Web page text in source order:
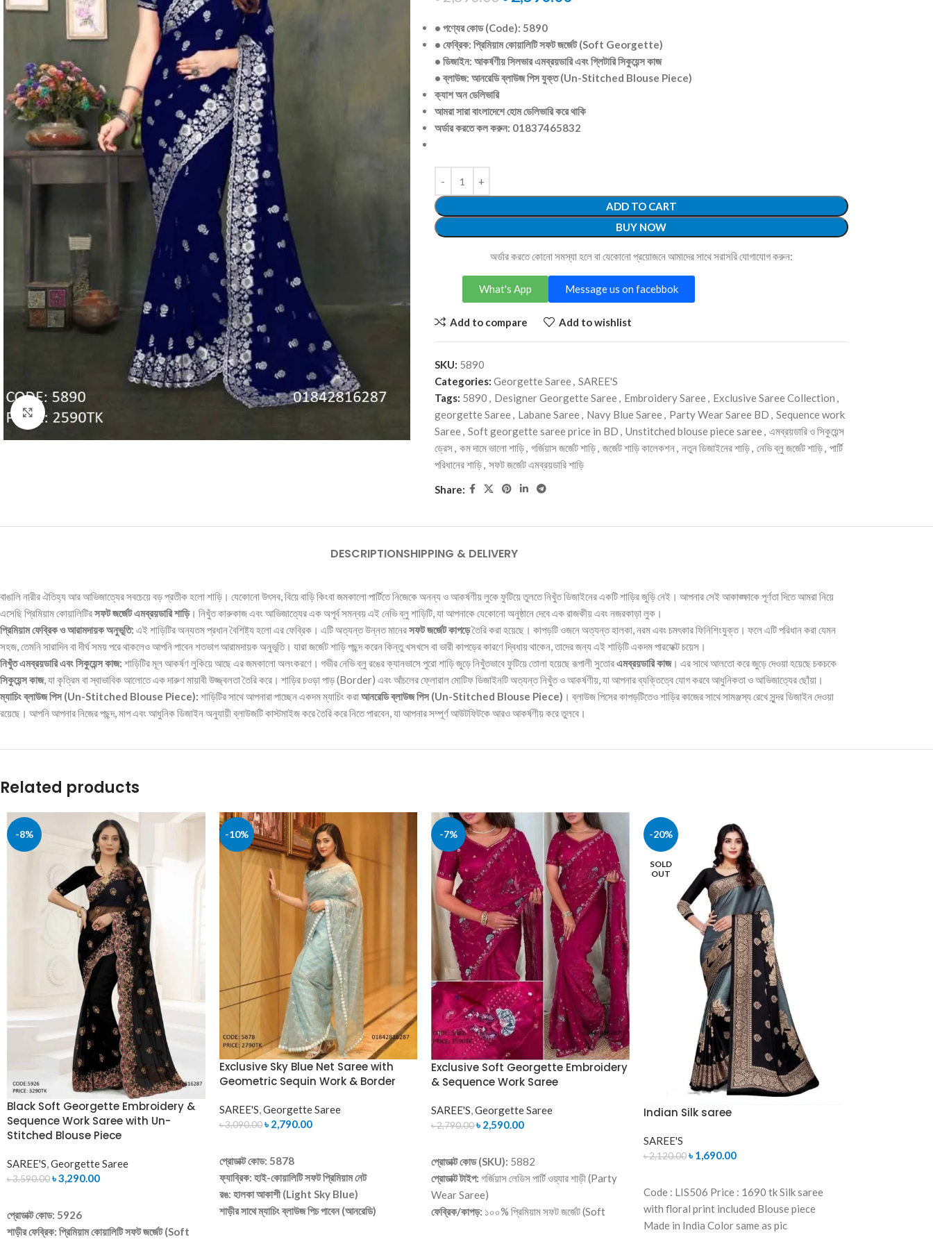
Click to enlarge
• পণ্যের কোড (Code): 5890
• ফেব্রিক: প্রিমিয়াম কোয়ালিটি সফট জর্জেট (Soft Georgette)
• ডিজাইন: আকর্ষণীয় সিলভার এমব্রয়ডারি এবং গ্লিটারি সিকুয়েন্স কাজ
• ব্লাউজ: আনরেডি ব্লাউজ পিস যুক্ত (Un-Stitched Blouse Piece)
ক্যাশ অন ডেলিভারি
আমরা সারা বাংলাদেশে হোম ডেলিভারি করে থাকি
অর্ডার করতে কল করুন: 01837465832
ADD TO CART
BUY NOW
অর্ডার করতে কোনো সমস্যা হলে বা যেকোনো প্রয়োজনে আমাদের সাথে সরাসরি যোগাযোগ করুন:
Message us on facebbok
What's App
Add to compare Add to wishlist
SKU: 5890
Categories: Georgette Saree, SAREE'S
Tags: 5890 , Designer Georgette Saree, Embroidery Saree, Exclusive Saree Collection ,
georgette Saree, Labane Saree, Navy Blue Saree, Party Wear Saree BD , Sequence work
Saree, Soft georgette saree price in BD , Unstitched blouse piece saree, এমব্রয়ডারি ও সিকুয়েন্স
ড্রেস, কম দামে ভালো শাড়ি, গর্জিয়াস জর্জেট শাড়ি, জর্জেট শাড়ি কালেকশন, নতুন ডিজাইনের শাড়ি, নেভি ব্লু জর্জেট শাড়ি, পার্টি
পরিধানের শাড়ি, সফট জর্জেট এমব্রয়ডারি শাড়ি
Share:
DESCRIPTIONSHIPPING & DELIVERY
বাঙালি নারীর ঐতিহ্য আর আভিজাত্যের সবচেয়ে বড় প্রতীক হলো শাড়ি। যেকোনো উৎসব, বিয়ে বাড়ি কিংবা জমকালো পার্টিতে নিজেকে অনন্য ও আকর্ষণীয় লুকে ফুটিয়ে তুলতে নিখুঁত ডিজাইনের একটি শাড়ির জুড়ি নেই। আপনার সেই আকাঙ্ক্ষাকে পূর্ণতা দিতে আমরা নিয়ে
এসেছি প্রিমিয়াম কোয়ালিটিরসফট জর্জেট এমব্রয়ডারি শাড়ি। নিখুঁত কারুকাজ এবং আভিজাত্যের এক অপূর্ব সমন্বয় এই নেভি ব্লু শাড়িটি, যা আপনাকে যেকোনো অনুষ্ঠানে দেবে এক রাজকীয় এবং নজরকাড়া লুক।
প্রিমিয়াম ফেব্রিক ও আরামদায়ক অনুভূতি: এই শাড়িটির অন্যতম প্রধান বৈশিষ্ট্য হলো এর ফেব্রিক। এটি অত্যন্ত উন্নত মানেরসফট জর্জেট কাপড়েতৈরি করা হয়েছে। কাপড়টি ওজনে অত্যন্ত হালকা, নরম এবং চমৎকার ফিনিশিংযুক্ত। ফলে এটি পরিধান করা যেমন
সহজ, তেমনি সারাদিন বা দীর্ঘ সময় পরে থাকলেও আপনি পাবেন শতভাগ আরামদায়ক অনুভূতি। যারা জর্জেট শাড়ি পছন্দ করেন কিন্তু খসখসে বা ভারী কাপড়ের কারণে দ্বিধায় থাকেন, তাদের জন্য এই শাড়িটি একদম পারফেক্ট চয়েস।
নিখুঁত এমব্রয়ডারি এবং সিকুয়েন্স কাজ: শাড়িটির মূল আকর্ষণ লুকিয়ে আছে এর জমকালো অলংকরণে। গভীর নেভি ব্লু রঙের ক্যানভাসে পুরো শাড়ি জুড়ে নিখুঁতভাবে ফুটিয়ে তোলা হয়েছে রূপালী সুতোরএমব্রয়ডারি কাজ। এর সাথে আলতো করে জুড়ে দেওয়া হয়েছে চকচকে
সিকুয়েন্স কাজ, যা কৃত্রিম বা স্বাভাবিক আলোতে এক দারুণ মায়াবী উজ্জ্বলতা তৈরি করে। শাড়ির চওড়া পাড় (Border) এবং আঁচলের ফ্লোরাল মোটিফ ডিজাইনটি অত্যন্ত নিখুঁত ও আকর্ষণীয়, যা আপনার ব্যক্তিত্বে যোগ করবে আধুনিকতা ও আভিজাত্যের ছোঁয়া।
ম্যাচিং ব্লাউজ পিস (Un-Stitched Blouse Piece): শাড়িটির সাথে আপনারা পাচ্ছেন একদম ম্যাচিং করাআনরেডি ব্লাউজ পিস (Un-Stitched Blouse Piece) । ব্লাউজ পিসের কাপড়টিতেও শাড়ির কাজের সাথে সামঞ্জস্য রেখে সুন্দর ডিজাইন দেওয়া
রয়েছে। আপনি আপনার নিজের পছন্দ, মাপ এবং আধুনিক ডিজাইন অনুযায়ী ব্লাউজটি কাস্টমাইজ করে তৈরি করে নিতে পারবেন, যা আপনার সম্পূর্ণ আউটফিটকে আরও আকর্ষণীয় করে তুলবে।
Related products
-8%
Black Soft Georgette Embroidery &
Sequence Work Saree with Un-
Stitched Blouse Piece
SAREE'S,Georgette Saree
৳3,590.00৳3,290.00
প্রোডাক্ট কোড: 5926
শাড়ীর ফেব্রিক: প্রিমিয়াম কোয়ালিটি সফট জর্জেট (Soft
-10%
Exclusive Sky Blue Net Saree with
Geometric Sequin Work & Border
SAREE'S,Georgette Saree
৳3,090.00 ৳ 2,790.00
প্রোডাক্ট কোড: 5878
ফ্যাব্রিক: হাই-কোয়ালিটি সফট প্রিমিয়াম নেট
রঙ: হালকা আকাশী (Light Sky Blue)
শাড়ীর সাথে ম্যাচিং ব্লাউজ পিচ পাবেন (আনরেডি)
-7%
Exclusive Soft Georgette Embroidery
& Sequence Work Saree
SAREE'S,Georgette Saree
৳2,790.00৳ 2,590.00
প্রোডাক্ট কোড (SKU): 5882
প্রোডাক্ট টাইপ: গর্জিয়াস লেডিস পার্টি ওয়্যার শাড়ী (Party
Wear Saree)
ফেব্রিক/কাপড়: ১০০% প্রিমিয়াম সফট জর্জেট (Soft
-20%
SOLD
OUT
Indian Silk saree
SAREE'S
৳2,120.00 ৳ 1,690.00
Code : LIS506 Price : 1690 tk Silk saree
with floral print included Blouse piece
Made in India Color same as pic